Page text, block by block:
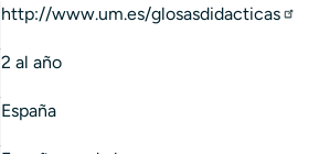
http://www.um.es/glosasdidacticas
2 al año
España